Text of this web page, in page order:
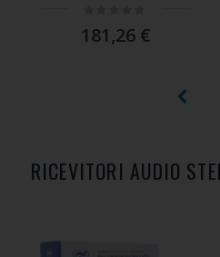
RICEVITORI AUDIO